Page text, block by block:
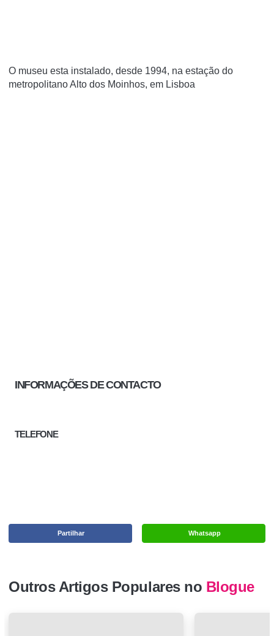
O museu esta instalado, desde 1994, na estação do
metropolitano Alto dos Moinhos, em Lisboa
INFORMAÇÕES DE CONTACTO
TELEFONE
Whatsapp
Partilhar
Outros Artigos Populares no Blogue